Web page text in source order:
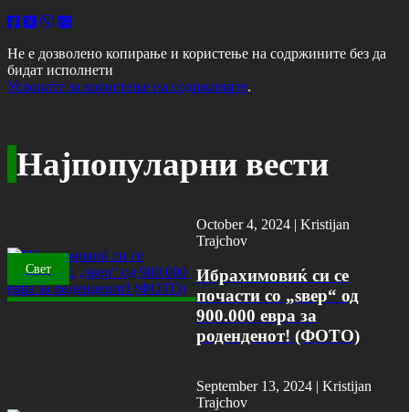
Не е дозволено копирање и користење на содржините без да
бидат исполнети
Условите за користење на содржините.
Најпопуларни вести
Свет
October 4, 2024 |Kristijan
Trajchov
Ибрахимовиќ си се
почасти со „ѕвер“ од
900.000 евра за
роденденот! (ФОТО)
September 13, 2024 | Kristijan
Trajchov